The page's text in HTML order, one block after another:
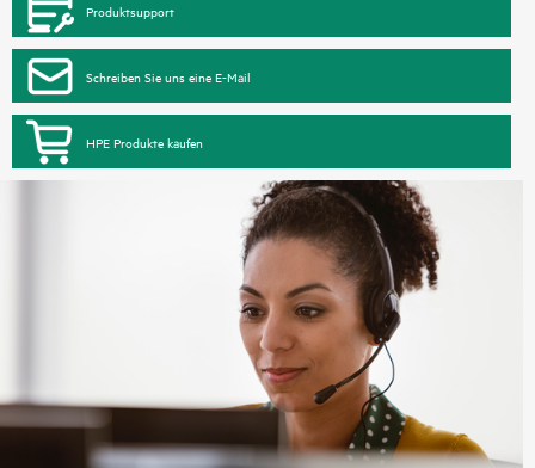
Produktsupport
Schreiben Sie uns eine E-Mail
HPE Produkte kaufen